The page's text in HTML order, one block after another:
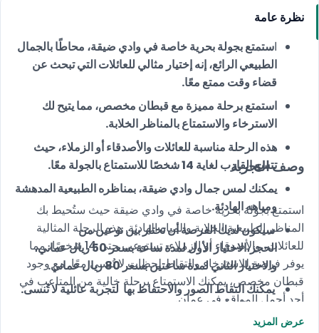
نظرة عامة
استمتع بجولة بحرية خاصة في وادي ضيقة، محاطًا بالجمال
الطبيعي الرائع، إنه إختيار مثالي للعائلات التي تبحث عن
قضاء وقت ممتع معًا.
استمتع برحلة مميزة مع قبطان مخصص، مما يتيح لك
الاسترخاء والاستمتاع بالمناظر الخلابة.
هذه الرحلة مناسبة للعائلات والأصدقاء أو الزملاء، حيث
تتسع القارب لغاية 14 شخصًا للاستمتاع بالجولة معًا.
يمكنك لمس جمال وادي ضيقة، بمناظره الطبيعية المدهشة
ومياهه الهادئة.
سيكون لديك الفرصة أن تختار بين نوعين من
الحجز،الاختيار الأول لمدة ساعة بسعر 50 ريال عماني،
والاختيار الثاني لمدة ساعتين بسعر 80 ريال عماني.
يمكنك التقاط الصور والاحتفاظ بها لتجربة عائلية لا تُنسى.
احجز الآن!
وصف التجربة
استمتع بجولة بحرية خاصة في وادي ضيقة حيث ستُحيط بك
المناظر الطبيعية الخلابة والمياه الهادئة. هذه الرحلة المثالية
للعائلات، والأصدقاء أو الزملاء، تستوعب حتى 14 شخصًا، مما
يوفر فرصة للاسترخاء والتقاط لحظات لا تُنسى معًا. مع وجود
قبطان مخصص، يمكنك الاستمتاع برحلة خالية من المتاعب في
أحد أجمل المواقع في عمان.
عرض المزيد